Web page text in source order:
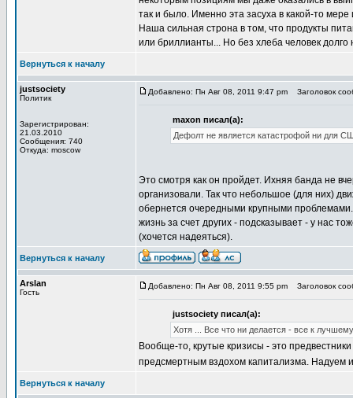
так и было. Именно эта засуха в какой-то
Наша сильная строна в том, что продукты
или бриллианты... Но без хлеба человек долго
Вернуться к началу
justsociety
Политик
Зарегистрирован:
21.03.2010
Сообщения: 740
Откуда: moscow
Добавлено: Пн Авг 08, 2011 9:47 pm Заголовок
maxon писал(а):
Дефолт не является катастрофой ни для
Это смотря как он пройдет. Ихняя банда не
организовали. Так что небольшое (для них)
обернется очередными крупными
жизнь за счет других - подсказывает - у нас
(хочется надеяться).
Вернуться к началу
Arslan
Гость
Добавлено: Пн Авг 08, 2011 9:55 pm Заголовок
justsociety писал(а):
Хотя ... Все что ни делается - все к
Вообще-то, крутые кризисы - это
предсмертным вздохом капитализма. Надуем
Вернуться к началу